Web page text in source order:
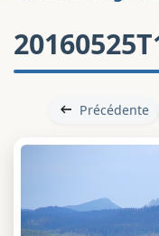
Précédente